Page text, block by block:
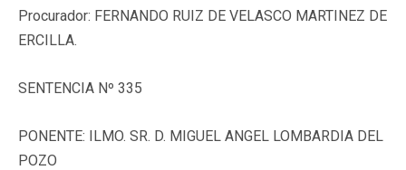
Procurador: FERNANDO RUIZ DE VELASCO MARTINEZ DE
ERCILLA.
SENTENCIA Nº 335
PONENTE: ILMO. SR. D. MIGUEL ANGEL LOMBARDIA DEL
POZO